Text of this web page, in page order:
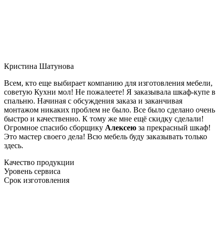
Кристина Шатунова
Всем, кто еще выбирает компанию для изготовления мебели,
советую Кухни мол! Не пожалеете! Я заказывала шкаф-купе в
спальню. Начиная с обсуждения заказа и заканчивая
монтажом никаких проблем не было. Все было сделано очень
быстро и качественно. К тому же мне ещё скидку сделали!
Огромное спасибо сборщику Алексею за прекрасный шкаф!
Это мастер своего дела! Всю мебель буду заказывать только
здесь.
Качество продукции
Уровень сервиса
Срок изготовления